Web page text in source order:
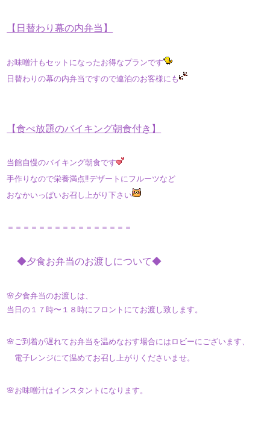
​【​​​​​​日替わり幕の内弁当】
お味噌汁もセットになったお得なプランです
日替わりの幕の内弁当ですので連泊のお客様にも
【食べ放題のバイキング朝食付き】
当館自慢のバイキング朝食です
手作りなので栄養満点‼デザートにフルーツなど
おなかいっぱいお召し上がり下さい
​​​＝＝＝＝＝＝＝＝＝＝＝＝＝＝＝＝​
​ ◆夕食お弁当のお渡しについて◆​
🌸夕食弁当のお渡しは、
当日の１７時〜１８時にフロントにてお渡し致します。
🌸ご到着が遅れてお弁当を温めなおす場合にはロビーにございます、
電子レンジにて温めてお召し上がりくださいませ。
🌸お味噌汁はインスタントになります。